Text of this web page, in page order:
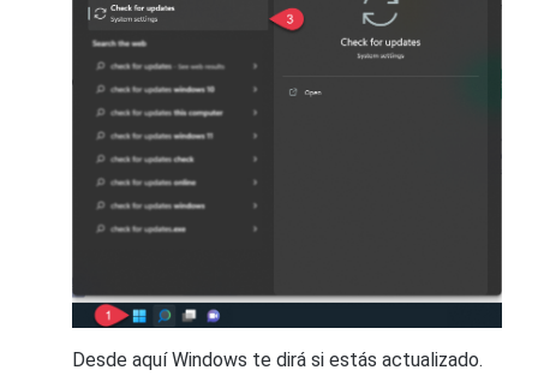
Desde aquí Windows te dirá si estás actualizado.